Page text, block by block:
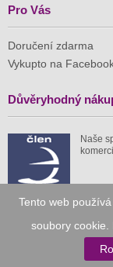
Tento web
soubory cookie.
Pro Vás
Doručení zdarma
Vykupto na
Důvěryhodný
Naše
Již od roku 2010